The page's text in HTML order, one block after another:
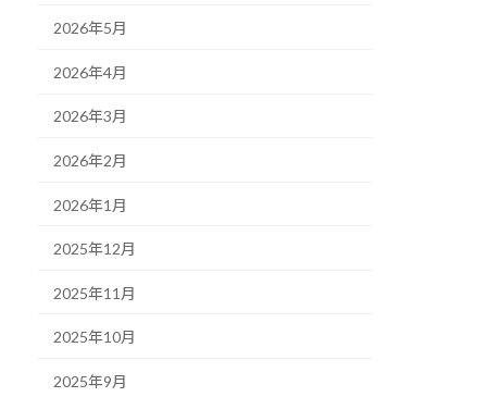
2026年5月
2026年4月
2026年3月
2026年2月
2026年1月
2025年12月
2025年11月
2025年10月
2025年9月